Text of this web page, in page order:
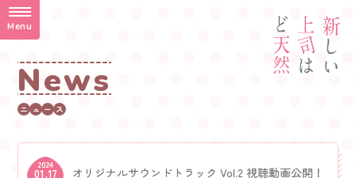
Menu
News
ニ ュ ー ス
2024
01.17 オリジナルサウンドトラック Vol.2 視聴動画公開！